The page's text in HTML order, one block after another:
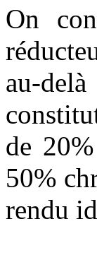
On
au-
de
50%
rendu